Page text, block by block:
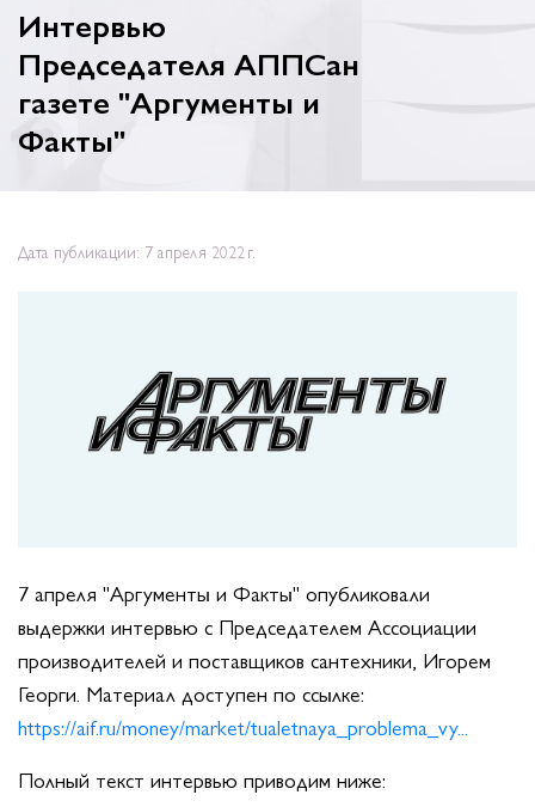
Интервью
Председателя АППСан
газете "Аргументы и
Факты"
Дата публикации: 7 апреля 2022 г.
7 апреля "Аргументы и Факты" опубликовали
выдержки интервью с Председателем Ассоциации
производителей и поставщиков сантехники, Игорем
Георги. Материал доступен по ссылке:
https://aif.ru/money/market/tualetnaya_problema_vy...
Полный текст интервью приводим ниже: